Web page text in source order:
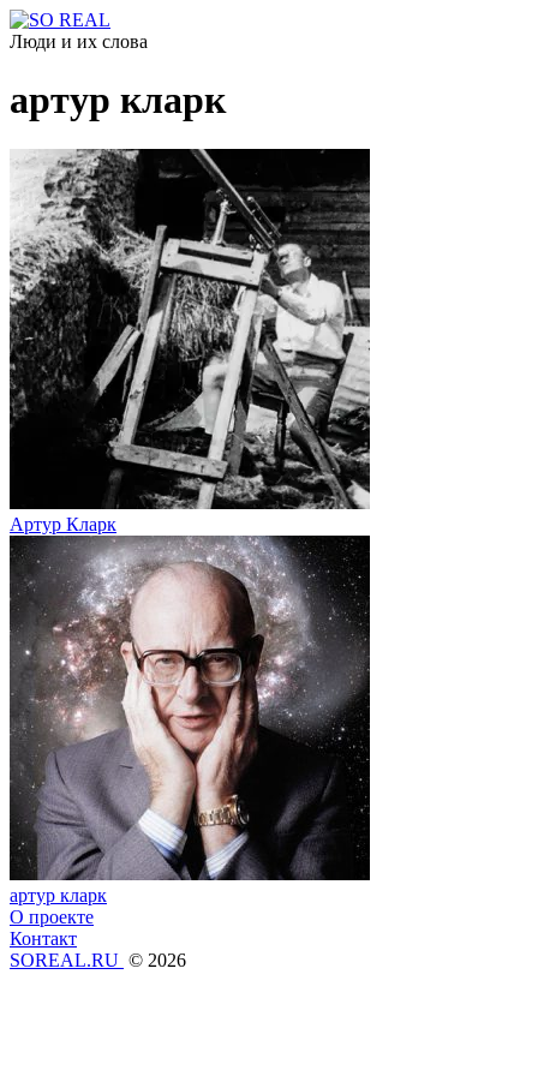
Люди и их слова
артур кларк
Артур Кларк
артур кларк
О проекте
Контакт
SOREAL.RU © 2026